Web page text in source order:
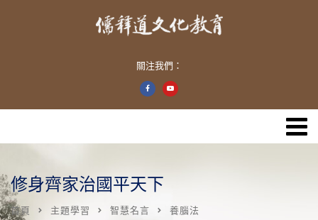
關注我們：
修身齊家治國平天下
首頁 主題學習 智慧名言 養腦法